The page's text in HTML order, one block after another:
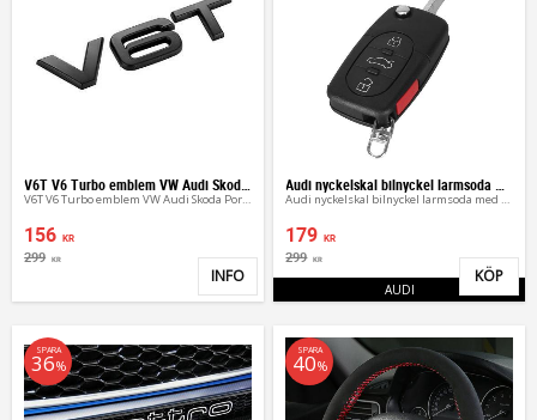
V6T V6 Turbo emblem VW Audi Skoda Porsche
156 KR
299 KR
Lägg till i favoriter
INFO
Audi nyckelskal bilnyckel larmsoda med 4 knappar
179 KR
299 KR
AUDI
KÖP
SPARA
36%
SPARA
40%